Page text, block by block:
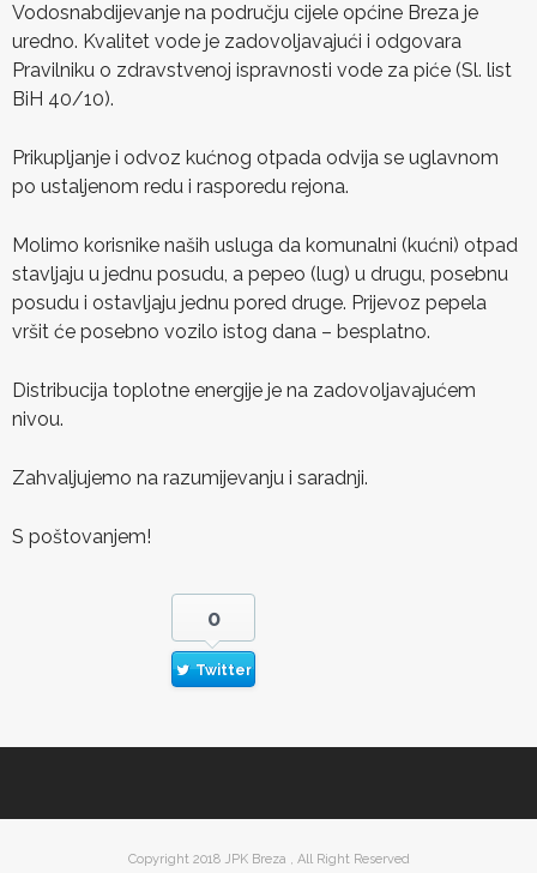
Vodosnabdijevanje na području cijele općine Breza je
uredno. Kvalitet vode je zadovoljavajući i odgovara
Pravilniku o zdravstvenoj ispravnosti vode za piće (Sl. list
BiH 40/10).
Prikupljanje i odvoz kućnog otpada odvija se uglavnom
po ustaljenom redu i rasporedu rejona.
Molimo korisnike naših usluga da komunalni (kućni) otpad
stavljaju u jednu posudu, a pepeo (lug) u drugu, posebnu
posudu i ostavljaju jednu pored druge. Prijevoz pepela
vršit će posebno vozilo istog dana – besplatno.
Distribucija toplotne energije je na zadovoljavajućem
nivou.
Zahvaljujemo na razumijevanju i saradnji.
S poštovanjem!
0
Twitter
Copyright 2018 JPK Breza , All Right Reserved